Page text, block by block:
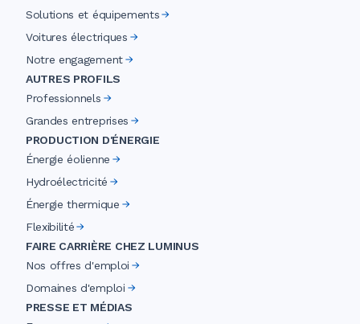
Solutions et équipements
Voitures électriques
Notre engagement
AUTRES PROFILS
Professionnels
Grandes entreprises
PRODUCTION D'ÉNERGIE
Énergie éolienne
Hydroélectricité
Énergie thermique
Flexibilité
FAIRE CARRIÈRE CHEZ LUMINUS
Nos offres d'emploi
Domaines d'emploi
PRESSE ET MÉDIAS